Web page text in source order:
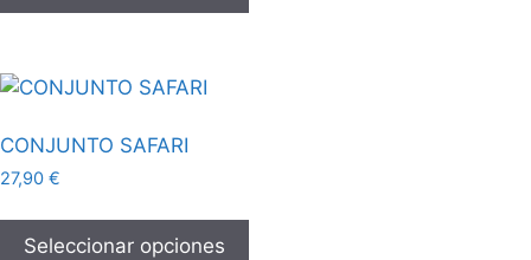
CONJUNTO SAFARI
27,90 €
Seleccionar opciones